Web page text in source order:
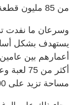
من 85 مليون قطعة ليجو.
وسرعان ما نفدت
يستهدف بشكل
أكثر
مساحة تزيد على 300 ألف متر مربع.